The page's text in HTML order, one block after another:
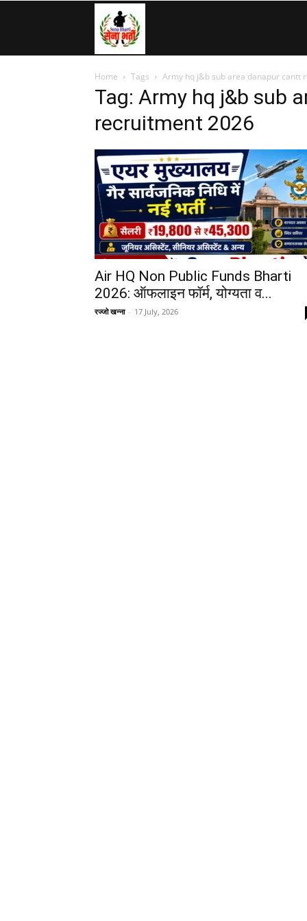
»
Navy,
Airforce,
Police….
Home Tags Army hq j&b sub area danapur cantt
Tag: Army hq j&b sub
recruitment 2026
Air HQ Non Public Funds Bharti
2026: ऑफलाइन फॉर्म, योग्यता व...
रज्जो खन्ना - 17 July, 2026